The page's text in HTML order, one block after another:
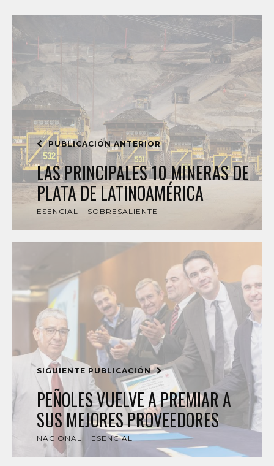
PUBLICACIÓN ANTERIOR
LAS PRINCIPALES 10 MINERAS DE
PLATA DE LATINOAMÉRICA
ESENCIAL SOBRESALIENTE
SIGUIENTE PUBLICACIÓN
PEÑOLES VUELVE A PREMIAR A
SUS MEJORES PROVEEDORES
NACIONAL ESENCIAL